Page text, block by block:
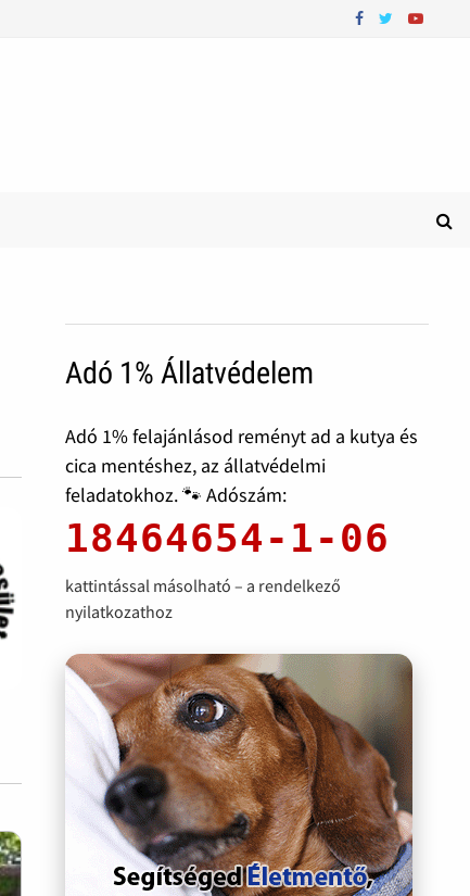
Adó 1% Állatvédelem
Adó 1% felajánlásod reményt ad a kutya és
cica mentéshez, az állatvédelmi
feladatokhoz. 🐾 Adószám:
18464654-1-06
kattintással másolható – a rendelkező
nyilatkozathoz